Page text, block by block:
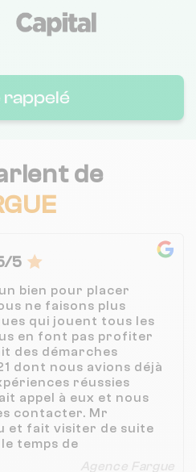
rappelé
de
5
bien pour placer
ne faisons plus
qui jouent tous les
en font pas profiter
des démarches
dont nous avions déjà
réussies
appel à eux et nous
contacter. Mr
et fait visiter de suite
temps de
Agence Fargue